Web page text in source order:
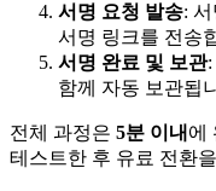
서명 요청 발송:
서명 링크를 전송
서명 완료 및 보관:
함께 자동 보관됩
전체 과정은 5분 이내 에
테스트한 후 유료 전환